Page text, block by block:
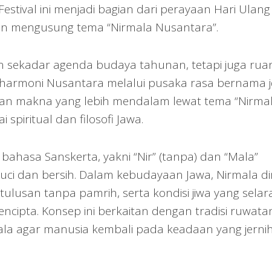
ini menjadi bagian dari perayaan Hari
mengusung tema “Nirmala Nusantara”.
sekadar agenda budaya tahunan, tetapi juga
Nusantara melalui pusaka rasa bernama
makna yang lebih mendalam lewat tema
spiritual dan filosofi Jawa.
Sanskerta, yakni “Nir” (tanpa) dan “Mala”
dan bersih. Dalam kebudayaan Jawa, Nirmala
tanpa pamrih, serta kondisi jiwa yang
Konsep ini berkaitan dengan tradisi
agar manusia kembali pada keadaan yang